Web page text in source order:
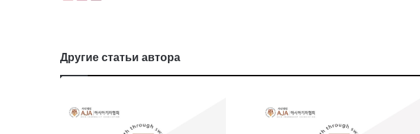
Другие статьи автора